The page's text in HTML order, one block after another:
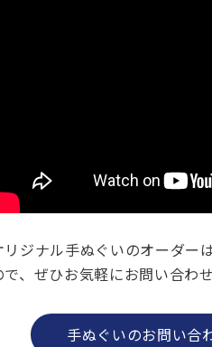
リジナル手ぬぐいのオーダー
で、ぜひお気軽にお問い合わ
手ぬぐいのお問い合